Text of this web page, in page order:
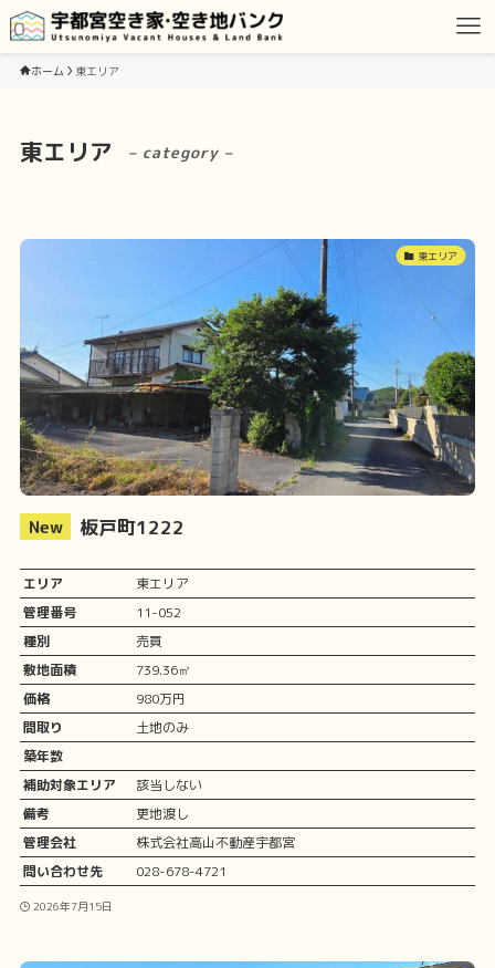
ホーム 東エリア
東エリア – category –
東エリア
板戸町1222
エリア
東エリア
管理番号
11-052
種別
売買
敷地面積
739.36㎡
価格
980万円
間取り
土地のみ
築年数
補助対象エリア
該当しない
備考
更地渡し
管理会社
株式会社高山不動産宇都宮
問い合わせ先
028-678-4721
2026年7月15日